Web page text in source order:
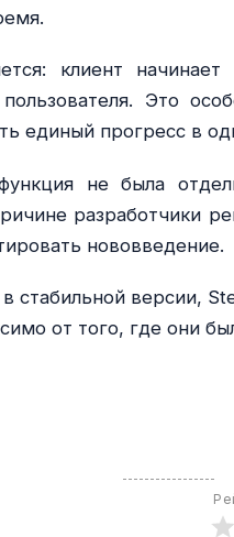
клиент
пользователя. Это
единый прогресс в
не была
разработчики
нововведение.
стабильной версии,
от того, где они